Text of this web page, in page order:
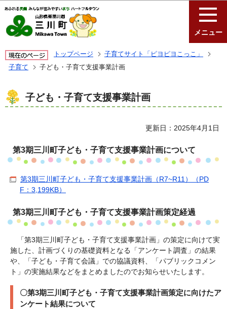
メニュー
トップページ
子育てサイト「ピヨピヨこっこ」
子育て
子ども・子育て支援事業計画
子ども・子育て支援事業計画
更新日：2025年4月1日
第3期三川町子ども・子育て支援事業計画について
第3期三川町子ども・子育て支援事業計画（R7~R11）（PD
F：3,199KB）
第3期三川町子ども・子育て支援事業計画策定経過
「第3期三川町子ども・子育て支援事業計画」の策定に向けて実
施した、計画づくりの基礎資料となる「アンケート調査」の結果
や、「子ども・子育て会議」での協議資料、「パブリックコメン
ト」の実施結果などをまとめましたのでお知らせいたします。
〇第3期三川町子ども・子育て支援事業計画策定に向けたア
ンケート結果について